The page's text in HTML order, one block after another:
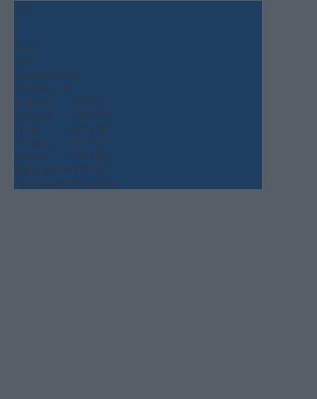
+36
°
C
+37°
+25°
Θεσσαλονίκη
Σάββατο, 08
Κυριακή
+38°+28°
Δευτέρα
+34°+25°
Τρίτη
+36°+26°
Τετάρτη
+38°+26°
Πέμπτη
+34°+26°
Παρασκευή+31°+24°
Πρόγνωση για 7 μέρες